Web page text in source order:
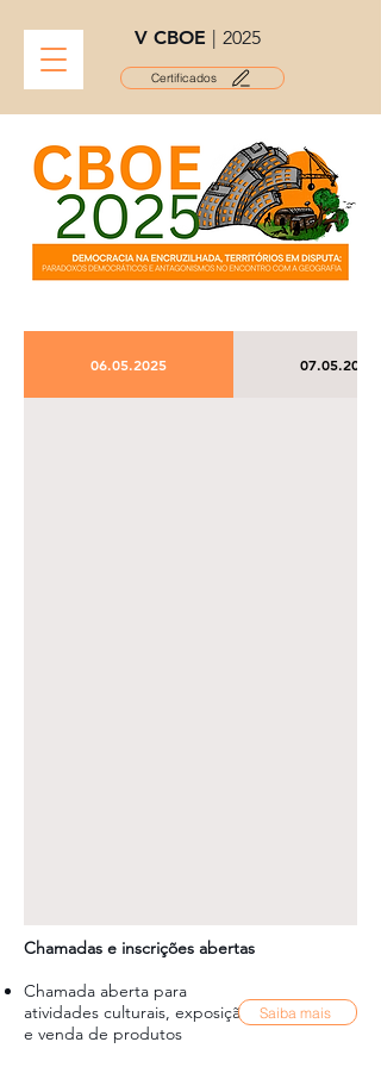
V CBOE | 2025
Certificados
06.05.2025 07.05.2025
Chamadas e inscrições abertas
Chamada aberta para
atividades culturais, exposição
e venda de produtos
Saiba mais